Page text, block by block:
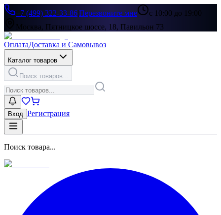
+7 (499) 322-33-86|Перезвоните мне
с 10:00 до 19:00
Москва, Пятницкое шоссе, 18, Павильон 73
ОплатаДоставка и Самовывоз
Каталог товаров
Поиск товаров...
Вход Регистрация
Поиск товара...